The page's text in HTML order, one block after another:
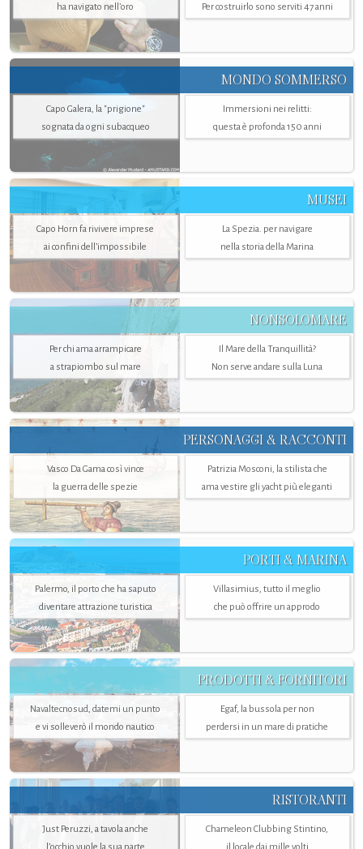
ha navigato nell’oro
Per costruirlo sono serviti 47 anni
MONDO SOMMERSO
Capo Galera, la "prigione"
sognata da ogni subacqueo
Immersioni nei relitti:
questa è profonda 150 anni
MUSEI
Capo Horn fa rivivere imprese
ai confini dell’impossibile
La Spezia. per navigare
nella storia della Marina
NONSOLOMARE
Per chi ama arrampicare
a strapiombo sul mare
Il Mare della Tranquillità?
Non serve andare sulla Luna
PERSONAGGI & RACCONTI
Vasco Da Gama così vince
la guerra delle spezie
Patrizia Mosconi, la stilista che
ama vestire gli yacht più eleganti
PORTI & MARINA
Palermo, il porto che ha saputo
diventare attrazione turistica
Villasimius, tutto il meglio
che può offrire un approdo
PRODOTTI & FORNITORI
Navaltecnosud, datemi un punto
e vi solleverò il mondo nautico
Egaf, la bussola per non
perdersi in un mare di pratiche
RISTORANTI
Just Peruzzi, a tavola anche
l’occhio vuole la sua parte
Chameleon Clubbing Stintino,
il locale dai mille volti